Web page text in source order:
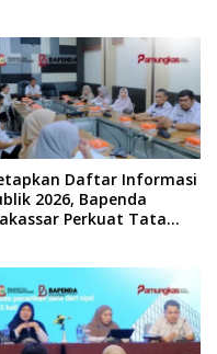
Daftar Informasi
2026, Bapenda
Perkuat Tata